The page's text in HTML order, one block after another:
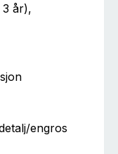
år),
engros